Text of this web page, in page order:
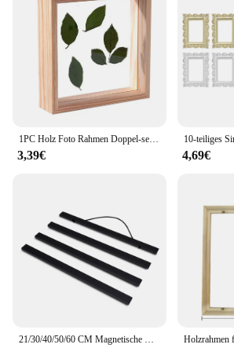
1PC Holz Foto Rahmen Doppel-seitige Glas Foto Rahmen Home Dekoration Handwerk Sägemehl Foto Rahmen Hause Handwerk Desktop dekoration
3,39€ 4,69€
21/30/40/50/60 CM Magnetische Holz Scroll Poster Rahmen Foto Halter Print Poster Foto Poster Malerei holz Hängen Wohnkultur